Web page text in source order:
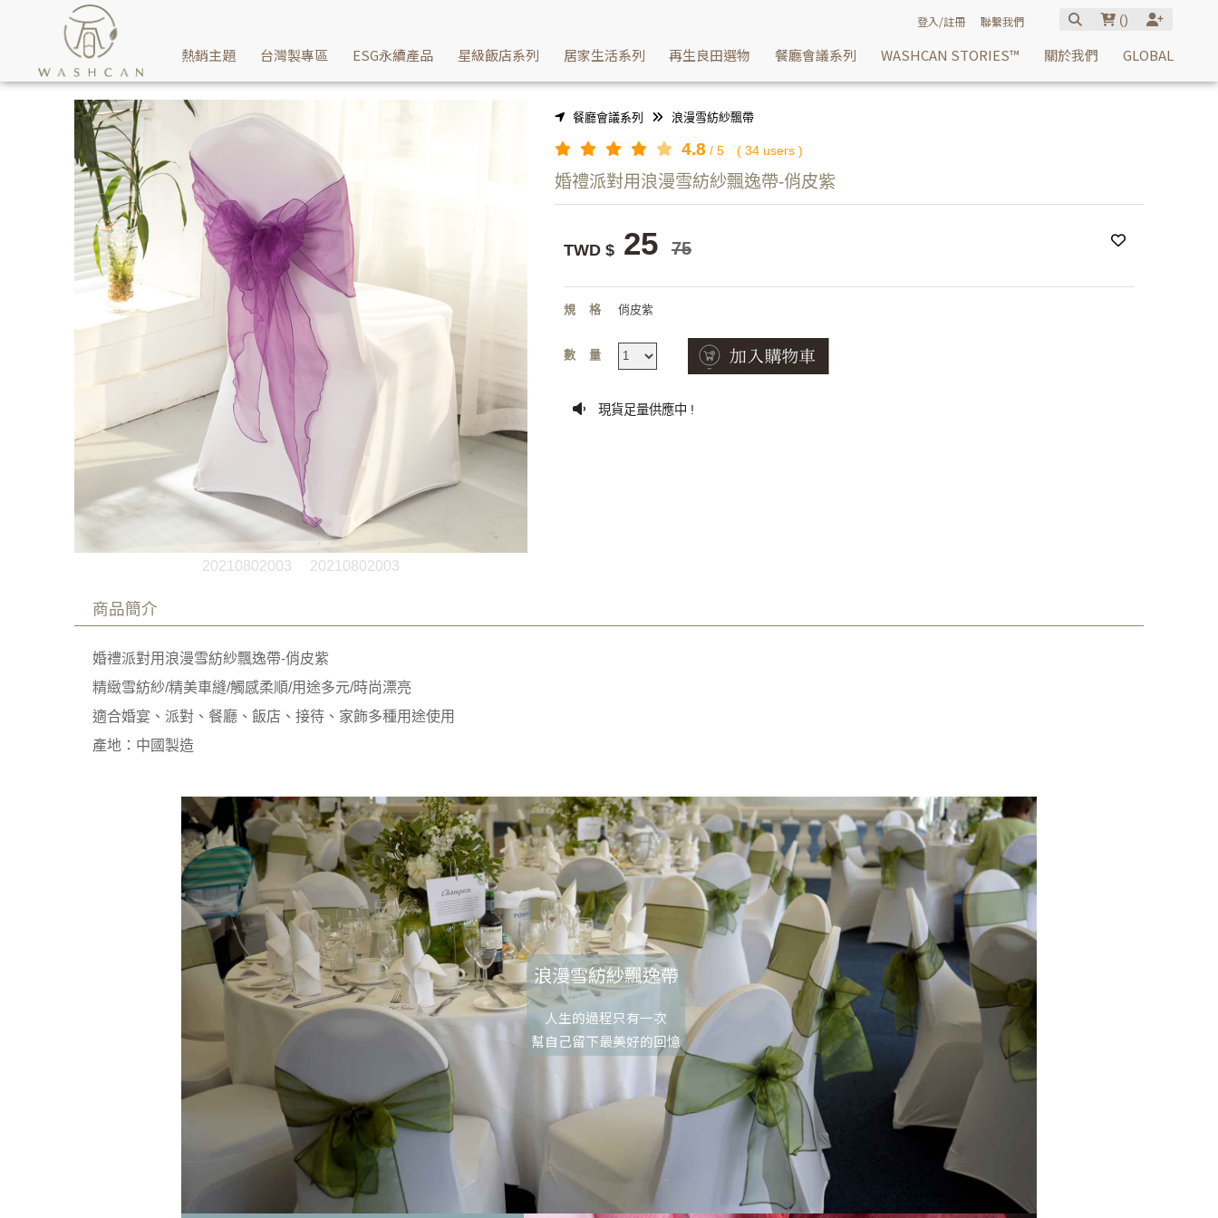
婚禮派對用浪漫雪紡紗飄逸帶-俏皮紫，讓你的喜宴再增添點浪漫的氣息 | Washcan瓦士肯
登入/註冊 聯繫我們 ()
熱銷主題 台灣製專區 ESG永續產品 星級飯店系列 居家生活系列 再生良田選物 餐廳會議系列 WASHCAN STORIES™ 關於我們 GLOBAL
20210802003 20210802003
餐廳會議系列 浪漫雪紡紗飄帶
4.8 / 5 ( 34 users )
婚禮派對用浪漫雪紡紗飄逸帶-俏皮紫
TWD $ 25 75
規格 俏皮紫
數量
現貨足量供應中 !
商品簡介
婚禮派對用浪漫雪紡紗飄逸帶-俏皮紫
精緻雪紡紗/精美車縫/觸感柔順/用途多元/時尚漂亮
適合婚宴、派對、餐廳、飯店、接待、家飾多種用途使用
產地：中國製造
浪漫雪紡紗飄逸帶
人生的過程只有一次
幫自己留下最美好的回憶